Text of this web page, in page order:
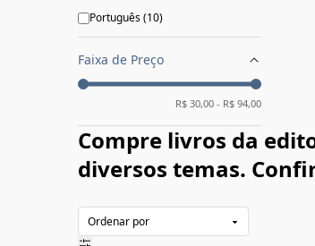
Português(10)
Faixa de Preço
R$ 30,00 - R$ 94,00
Compre livros da
diversos temas.